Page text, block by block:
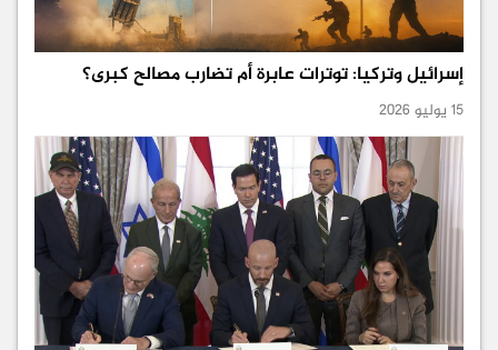
إسرائيل وتركيا: توترات عابرة أم تضارب مصالح كبرى؟
15 يوليو 2026